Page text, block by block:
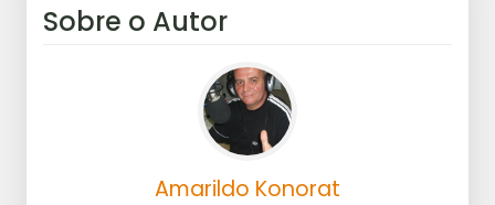
Sobre o Autor
Amarildo Konorat